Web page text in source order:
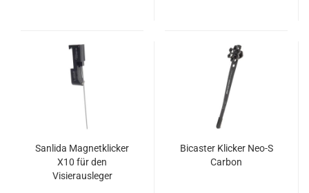
Sanlida Magnetklicker
X10 für den
Visierausleger
Bicaster Klicker Neo-S
Carbon